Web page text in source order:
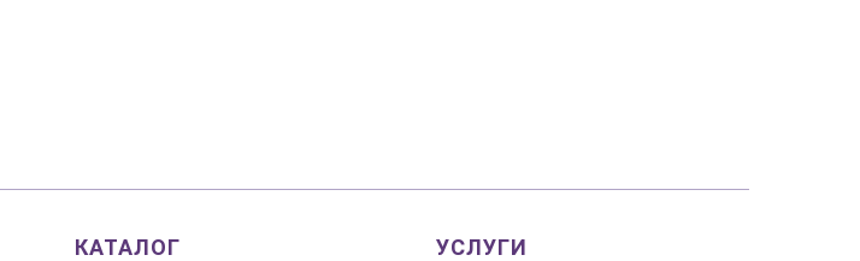
КАТАЛОГ УСЛУГИ